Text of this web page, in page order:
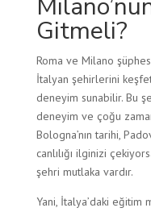
Gitmeli?
Roma ve Milano
İtalyan şehirlerini
deneyim sunabilir. Bu
deneyim ve çoğu
Bologna’nın tarihi,
canlılığı ilginizi
şehri mutlaka vardır.
Yani, İtalya’daki eğitim